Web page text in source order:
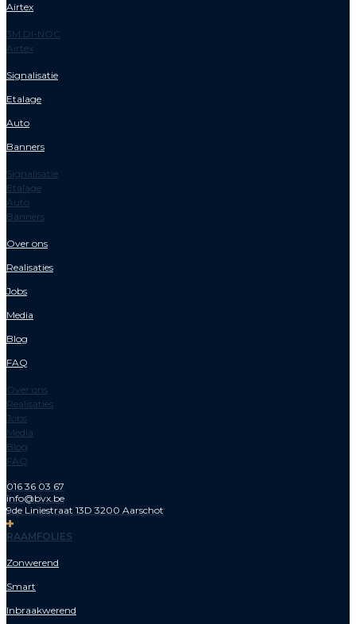
Airtex
3M DI-NOC
Airtex
Signalisatie
Etalage
Auto
Banners
Signalisatie
Etalage
Auto
Banners
Over ons
Realisaties
Jobs
Media
Blog
FAQ
Over ons
Realisaties
Jobs
Media
Blog
FAQ
016 36 03 67
info@bvx.be
9de Liniestraat 13D 3200 Aarschot
RAAMFOLIES
Zonwerend
Smart
Inbraakwerend